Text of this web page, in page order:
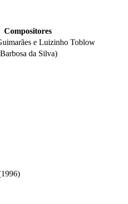
Compositores
e Luizinho Toblow
da Silva)